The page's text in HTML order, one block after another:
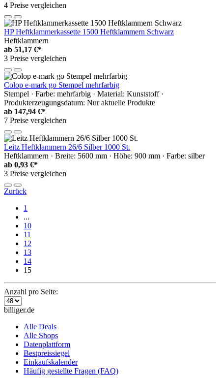
4 Preise vergleichen
HP Heftklammerkassette 1500 Heftklammern Schwarz
Heftklammern
ab 51,17 €*
3 Preise vergleichen
Colop e-mark go Stempel mehrfarbig
Stempel · Farbe: mehrfarbig · Material: Kunststoff ·
Produkterzeugungsdatum: Nur aktuelle Produkte
ab 147,94 €*
7 Preise vergleichen
Leitz Heftklammern 26/6 Silber 1000 St.
Heftklammern · Breite: 5600 mm · Höhe: 900 mm · Farbe: silber
ab 0,93 €*
3 Preise vergleichen
Zurück
1
...
10
11
12
13
14
15
Anzahl pro Seite:
billiger.de
Alle Deals
Alle Shops
Datenplattform
Bestpreissiegel
Einkaufskalender
Häufig gestellte Fragen (FAQ)